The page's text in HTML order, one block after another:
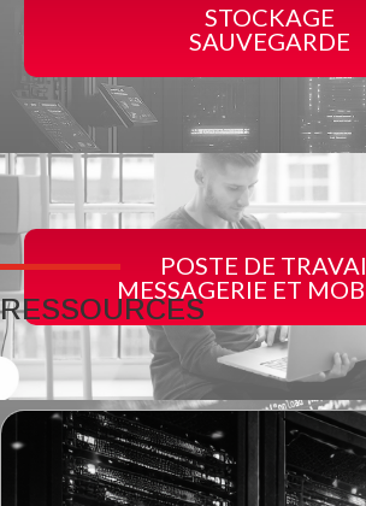
STOCKAGE
SAUVEGARDE
POSTE DE
MESSAGERIE ET
RESSOURCES